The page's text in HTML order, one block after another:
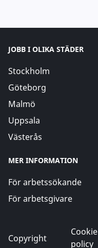
JOBB I OLIKA STÄDER
Stockholm
Göteborg
Malmö
Uppsala
Västerås
MER INFORMATION
För arbetssökande
För arbetsgivare
Copyright
Cookie
policy